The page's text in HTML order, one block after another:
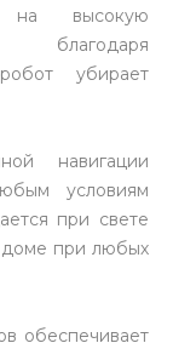
на высокую
убирает
навигации
условиям
при свете
при любых
обеспечивает